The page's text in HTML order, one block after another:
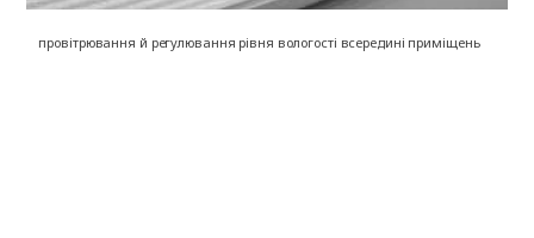
провітрювання й регулювання рівня вологості всередині приміщень